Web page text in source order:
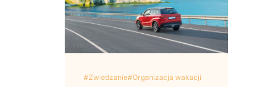
#Zwiedzanie#Organizacja wakacji